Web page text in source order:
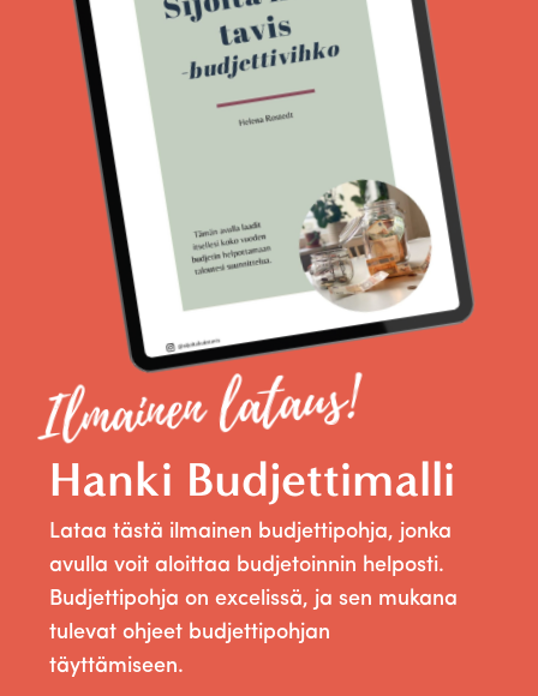
Ilmainen lataus!
Hanki Budjettimalli
Lataa tästä ilmainen budjettipohja, jonka
avulla voit aloittaa budjetoinnin helposti.
Budjettipohja on excelissä, ja sen mukana
tulevat ohjeet budjettipohjan
täyttämiseen.